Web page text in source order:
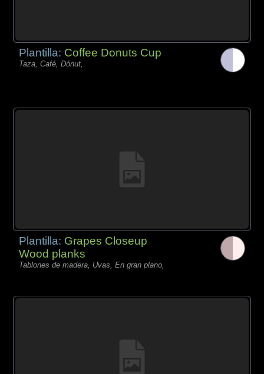
Plantilla: Coffee Donuts Cup
Taza, Café, Dónut,
Plantilla: Grapes Closeup
Wood planks
Tablones de madera, Uvas, En gran plano,